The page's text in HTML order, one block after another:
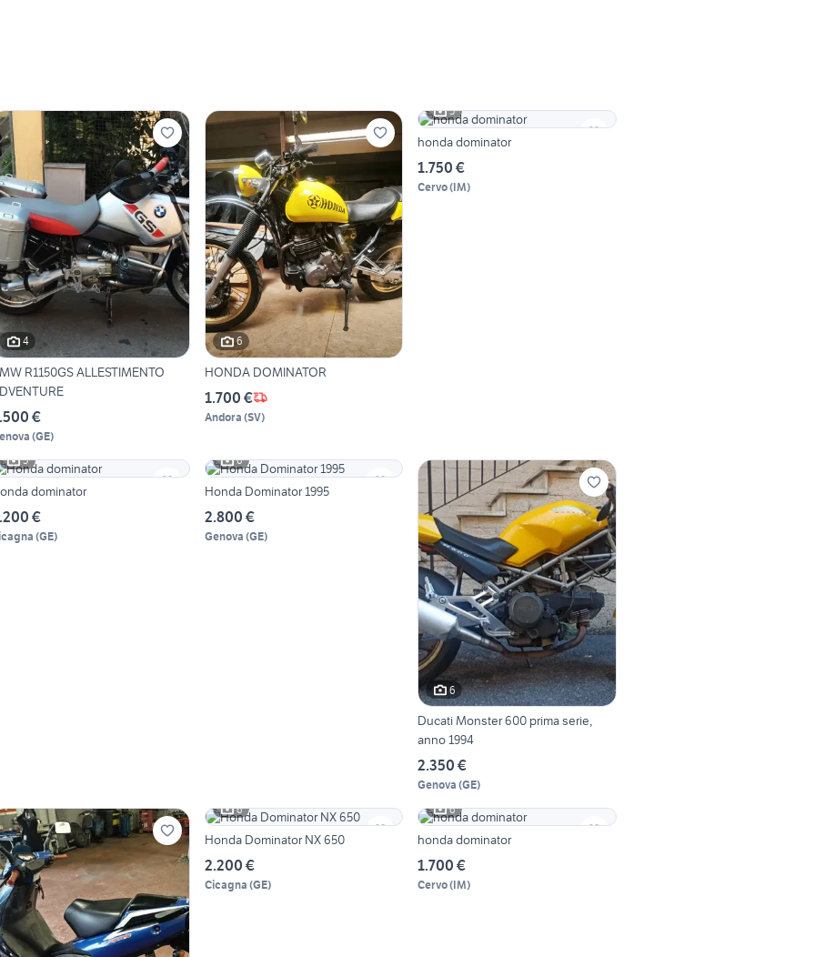
4
R1150GS ALLESTIMENTO
€
(GE)
6
HONDA DOMINATOR
1.700 €
Andora (SV)
5
honda dominator
1.750 €
Cervo(IM)
5
dominator
€
(GE)
6
Honda Dominator 1995
2.800 €
Genova (GE)
6
Ducati Monster 600 prima serie,
anno 1994
2.350 €
Genova (GE)
6
Honda Dominator NX 650
2.200 €
Cicagna (GE)
6
honda dominator
1.700 €
Cervo(IM)